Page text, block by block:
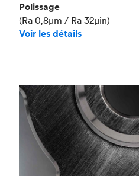
Polissage
(Ra 0,8μm / Ra 32μin)
Voir les détails